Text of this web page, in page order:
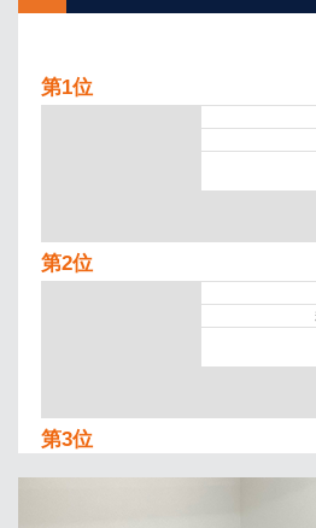
第1位
第2位
第3位